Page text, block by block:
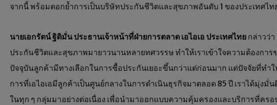
จากนี้ พร้อมตอกย้ำการเป็นบริษัทประกันชีวิตและสุขภาพอันดับ 1 ของประเทศไท
นายเอกรัตน์ ฐิติมั่น ประธานเจ้าหน้าที่ฝ่ายการตลาด เอไอเอ ประเทศไทย กล่าวว่า
ประกันชีวิตและสุขภาพมายาวนานหลายทศวรรษ ทำให้เราเข้าใจความต้องกา
ปัจจุบันลูกค้ามีทางเลือกในการซื้อประกันเยอะขึ้นกว่าแต่ก่อนมาก แต่ปัจจัยที่ทำ
การที่เอไอเอมีลูกค้าเป็นศูนย์กลางในการดำเนินธุรกิจมาตลอด 85 ปี เราได้มุ่ง
ในทุก ๆ กลุ่มมาอย่างต่อเนื่อง เพื่อนำมาออกแบบความคุ้มครองและบริการที่คร